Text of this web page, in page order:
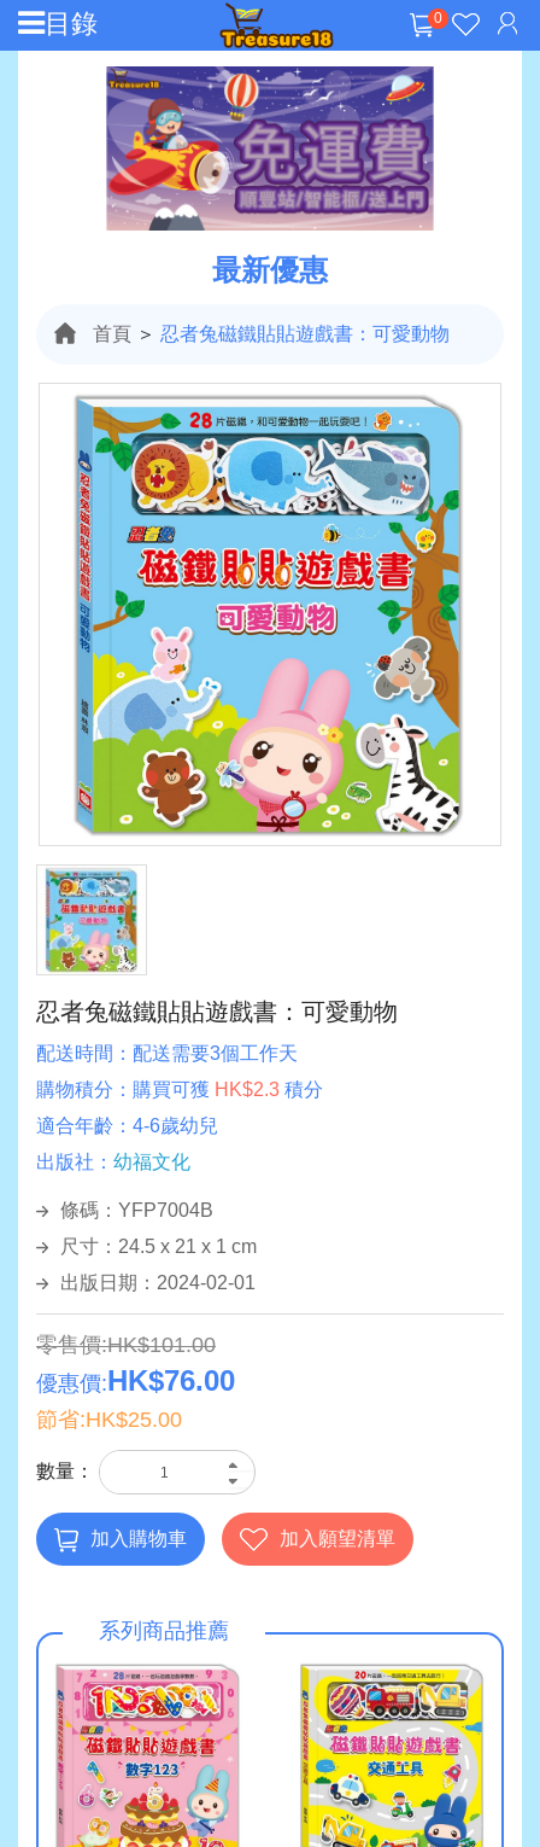
0
目錄
最新優惠
首頁 ＞ 忍者兔磁鐵貼貼遊戲書：可愛動物
忍者兔磁鐵貼貼遊戲書：可愛動物
配送時間： 配送需要3個工作天
購物積分： 購買可獲 HK$2.3 積分
適合年齡： 4-6歲幼兒
出版社： 幼福文化
條碼：YFP7004B
尺寸：24.5 x 21 x 1 cm
出版日期：2024-02-01
零售價:HK$101.00
優惠價:HK$76.00
節省:HK$25.00
數量：
加入購物車 加入願望清單
系列商品推薦